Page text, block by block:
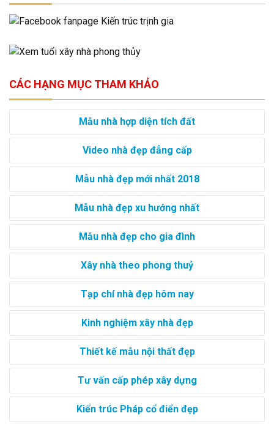
CÁC HẠNG MỤC THAM KHẢO
Mẫu nhà hợp diện tích đất
Video nhà đẹp đẳng cấp
Mẫu nhà đẹp mới nhất 2018
Mẫu nhà đẹp xu hướng nhất
Mẫu nhà đẹp cho gia đình
Xây nhà theo phong thuỷ
Tạp chí nhà đẹp hôm nay
Kinh nghiệm xây nhà đẹp
Thiết kế mẫu nội thất đẹp
Tư vấn cấp phép xây dựng
Kiến trúc Pháp cổ điển đẹp